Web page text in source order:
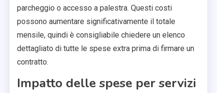
parcheggio o accesso a palestra. Questi costi
possono aumentare significativamente il totale
mensile, quindi è consigliabile chiedere un elenco
dettagliato di tutte le spese extra prima di firmare un
contratto.
Impatto delle spese per servizi